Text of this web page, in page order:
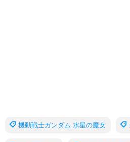
機動戦士ガンダム 水星の魔女